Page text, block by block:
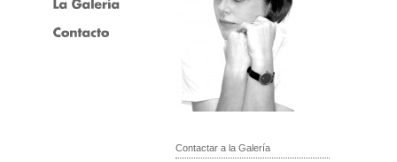
Contactar a la Galería